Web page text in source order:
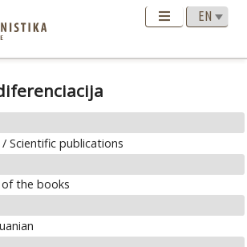
Scientific publications
the books